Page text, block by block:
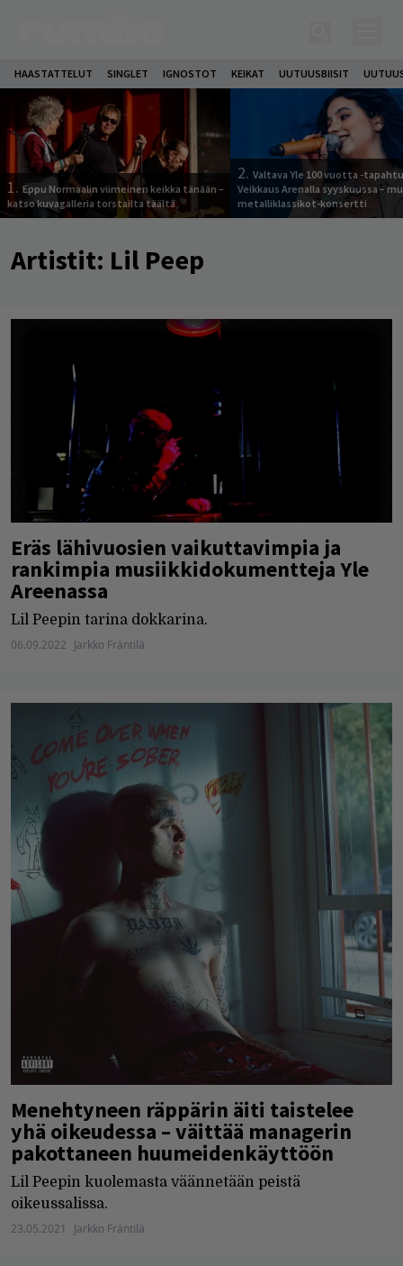
HAASTATTELUT SINGLET IGNOSTOT KEIKAT UUTUUSBIISIT
1. Eppu Normaalin viimeinen keikka tänään –
katso kuvagalleria torstailta täältä
2. Valtava Yle 100 vuotta -
Veikkaus Arenalla syyskuussa –
metalliklassikot-konsertti
Artistit: Lil Peep
Eräs lähivuosien vaikuttavimpia ja
rankimpia musiikkidokumentteja Yle
Areenassa
Lil Peepin tarina dokkarina.
06.09.2022 Jarkko Fräntilä
Menehtyneen räppärin äiti taistelee
yhä oikeudessa – väittää managerin
pakottaneen huumeidenkäyttöön
Lil Peepin kuolemasta väännetään peistä
oikeussalissa.
23.05.2021 Jarkko Fräntilä